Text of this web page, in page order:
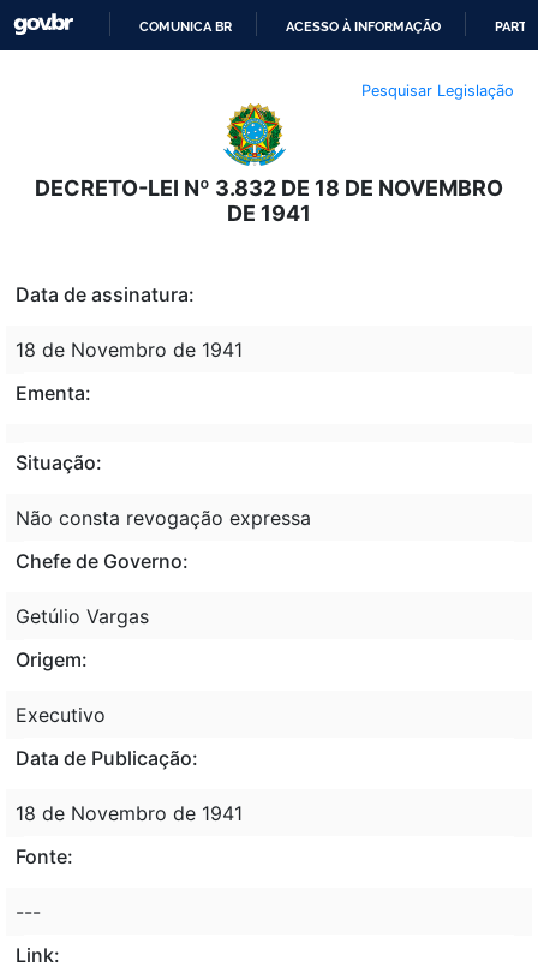
O
CONTEÚDO
COMUNICA BR ACESSO À INFORMAÇÃO
Pesquisar Legislação
DECRETO-LEI Nº 3.832 DE 18 DE NOVEMBRO
DE 1941
Data de assinatura:
18 de Novembro de 1941
Ementa:
Situação:
Não consta revogação expressa
Chefe de Governo:
Getúlio Vargas
Origem:
Executivo
Data de Publicação:
18 de Novembro de 1941
Fonte:
---
Link: